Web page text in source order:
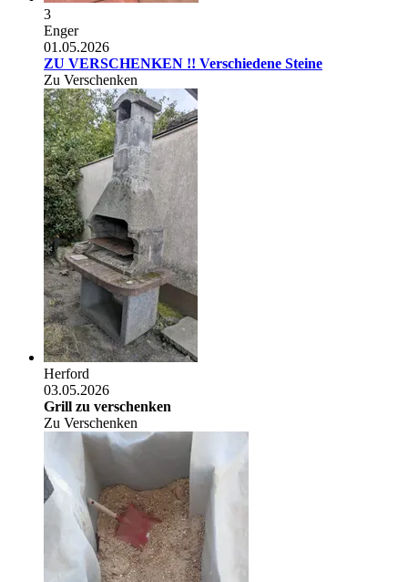
3
Enger
01.05.2026
ZU VERSCHENKEN !! Verschiedene Steine
Zu Verschenken
Herford
03.05.2026
Grill zu verschenken
Zu Verschenken